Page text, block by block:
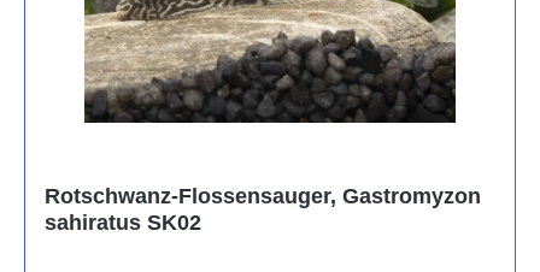
Rotschwanz-Flossensauger, Gastromyzon
sahiratus SK02